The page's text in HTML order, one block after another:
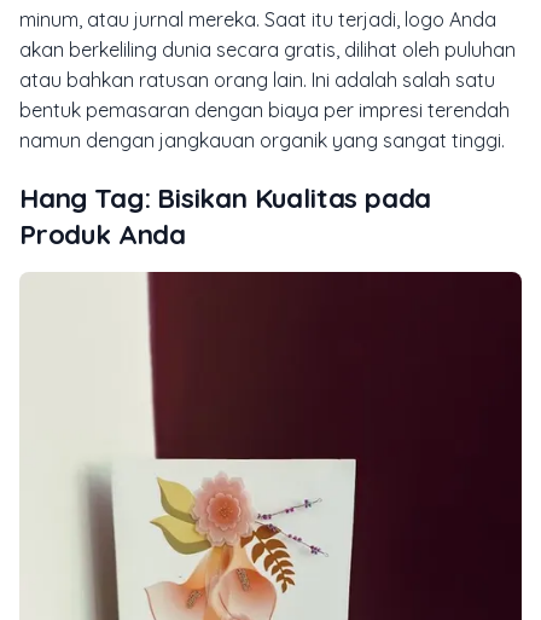
minum, atau jurnal mereka. Saat itu terjadi, logo Anda
akan berkeliling dunia secara gratis, dilihat oleh puluhan
atau bahkan ratusan orang lain. Ini adalah salah satu
bentuk pemasaran dengan biaya per impresi terendah
namun dengan jangkauan organik yang sangat tinggi.
Hang Tag: Bisikan Kualitas pada
Produk Anda